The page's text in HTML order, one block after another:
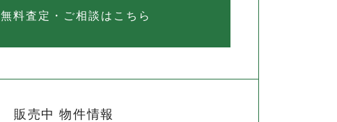
無料査定・ご相談はこちら
販売中 物件情報